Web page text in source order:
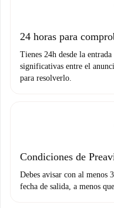
Prueba de
no nos comunicas
24 horas para
Tienes 24h desde la
significativas entre el
para resolverlo.
Condiciones de
Debes avisar con al menos
fecha de salida, a menos